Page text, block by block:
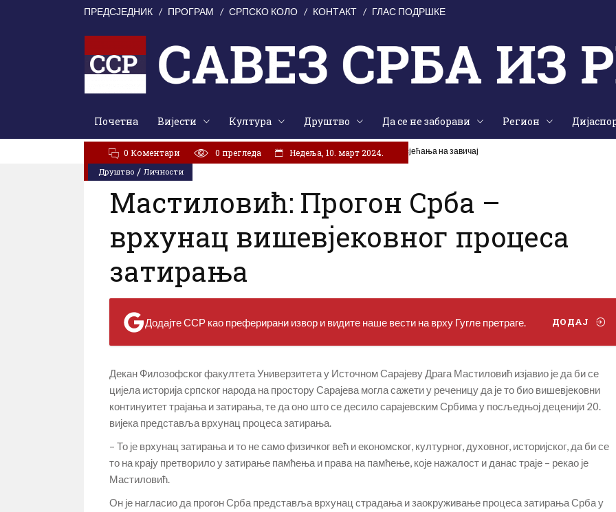
ПРЕДСЈЕДНИК ПРОГРАМ СРПСКО КОЛО КОНТАКТ ГЛАС ПОДРШКЕ
Почетна Вијести Култура Друштво Да се не заборави Регион
АКТУЕЛНО:
Свети Илија окупио Кордунаше: У духу заједништва, традиције и сјећања на завичај
Друштво / Личности
0 Коментари 0 прегледа Недеља, 10. март 2024.
Мастиловић: Прогон Срба –
врхунац вишевјековног процеса
затирања
Додајте ССР као преферирани извор и видите наше вести на врху Гугле претраге. ДОДАЈ
Декан Филозофског факултета Универзитета у Источном Сарајеву Драга Мастиловић изјавио је да би се
цијела историја српског народа на простору Сарајева могла сажети у реченицу да је то био вишевјековни
континуитет трајања и затирања, те да оно што се десило сарајевским Србима у посљедњој деценији 20.
вијека представља врхунац процеса затирања.
– То је врхунац затирања и то не само физичког већ и економског, културног, духовног, историјског, да би се
то на крају претворило у затирање памћења и права на памћење, које нажалост и данас траје – рекао је
Мастиловић.
Он је нагласио да прогон Срба представља врхунац страдања и заокруживање процеса затирања Срба у